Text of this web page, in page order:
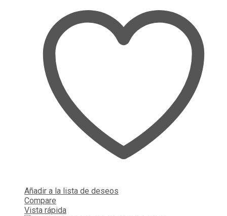
Añadir a la lista de deseos
Compare
Vista rápida